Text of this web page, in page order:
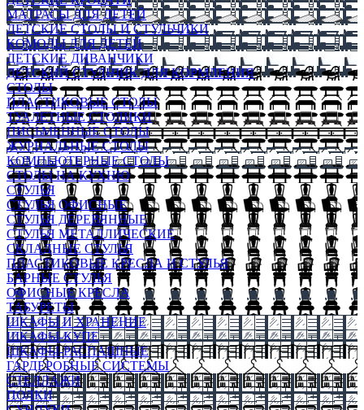
МАТРАСЫ ДЛЯ ДЕТЕЙ
ДЕТСКИЕ СТОЛЫ И СТУЛЬЧИКИ
КОМОДЫ ДЛЯ ДЕТЕЙ
ДЕТСКИЕ ДИВАНЧИКИ
ДЕТСКИЙ СТУЛЬЧИК ДЛЯ КОРМЛЕНИЯ
СТОЛЫ
ПЛАСТИКОВЫЕ СТОЛЫ
ТУАЛЕТНЫЕ СТОЛИКИ
ПИСЬМЕННЫЕ СТОЛЫ
ЖУРНАЛЬНЫЕ СТОЛЫ
КОМПЬЮТЕРНЫЕ СТОЛЫ
СТОЛЫ НА КУХНЮ
СТУЛЬЯ
СТУЛЬЯ ОФИСНЫЕ
СТУЛЬЯ ДЕРЕВЯННЫЕ
СТУЛЬЯ МЕТАЛЛИЧЕСКИЕ
СКЛАДНЫЕ СТУЛЬЯ
ПЛАСТИКОВЫЕ КРЕСЛА И СТУЛЬЯ
БАРНЫЕ СТУЛЬЯ
ОФИСНЫЕ КРЕСЛА
ТАБУРЕТЫ
ШКАФЫ И ХРАНЕНИЕ
ШКАФЫ-КУПЕ
ШКАФЫ-РАСПАШНЫЕ
ГАРДЕРОБНЫЕ СИСТЕМЫ
СТЕЛЛАЖИ
ПОЛКИ